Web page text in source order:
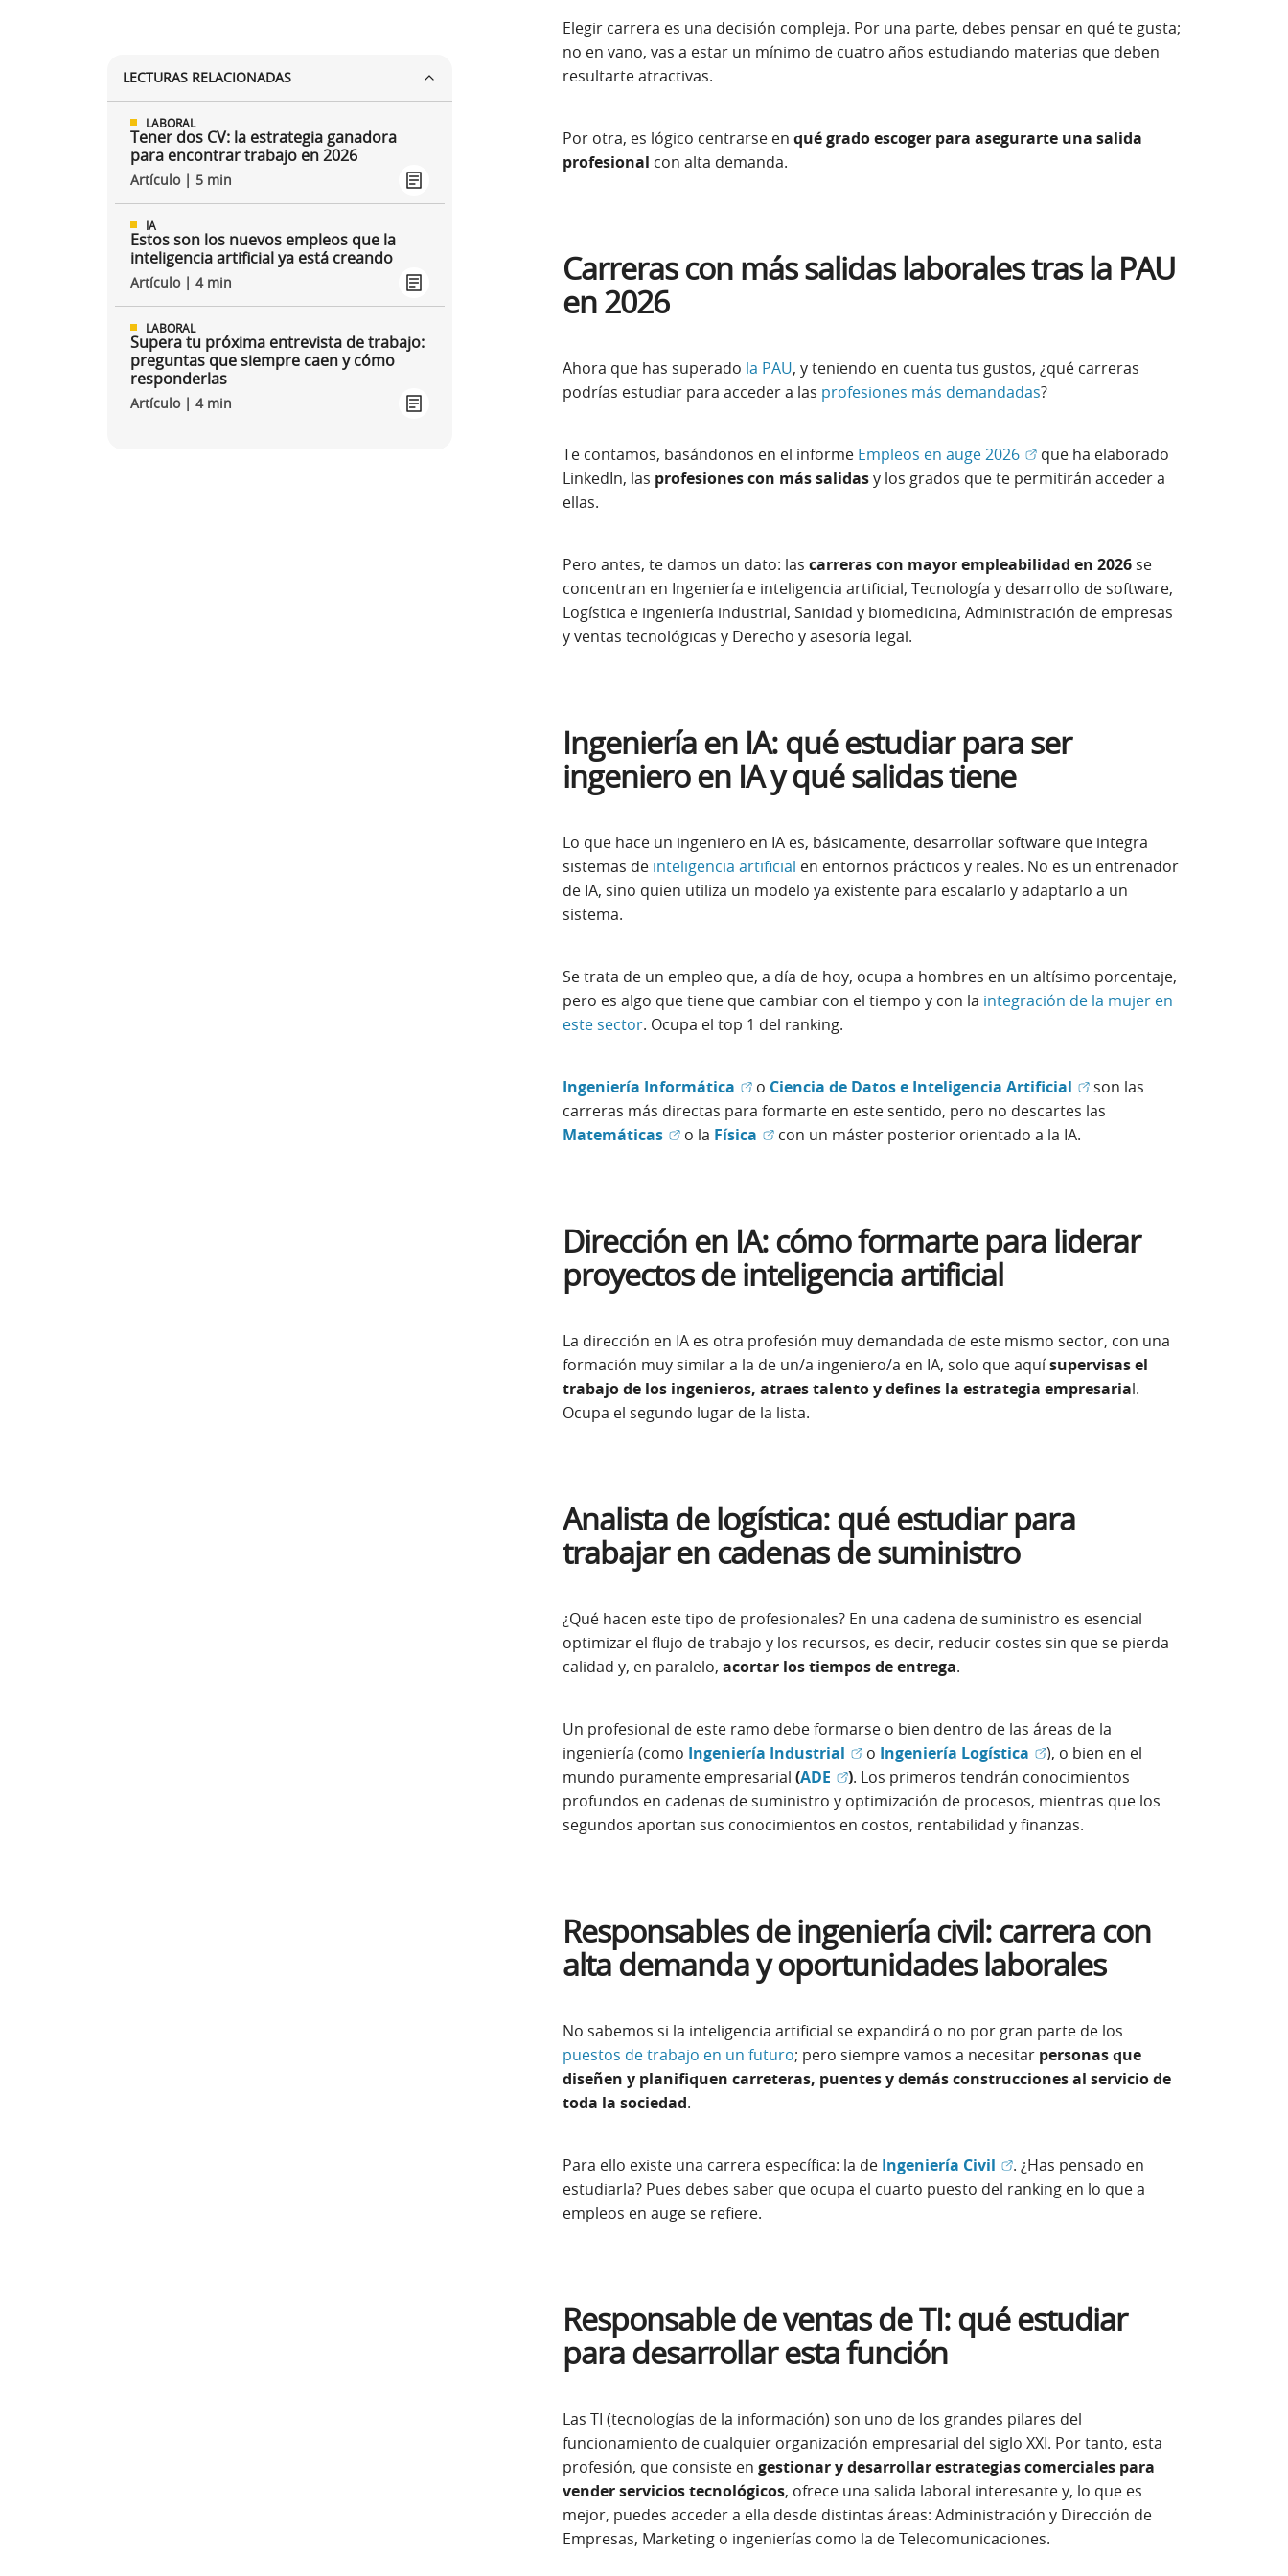
LECTURAS RELACIONADAS
LABORAL
Tener dos CV: la estrategia ganadora
para encontrar trabajo en 2026
Artículo | 5 min
IA
Estos son los nuevos empleos que la
inteligencia artificial ya está creando
Artículo | 4 min
LABORAL
Supera tu próxima entrevista de trabajo:
preguntas que siempre caen y cómo
responderlas
Artículo | 4 min
Elegir carrera es una decisión compleja. Por una parte, debes pensar en qué te gusta;
no en vano, vas a estar un mínimo de cuatro años estudiando materias que deben
resultarte atractivas.
Por otra, es lógico centrarse en qué grado escoger para asegurarte una salida
profesional con alta demanda.
Carreras con más salidas laborales tras la PAU
en 2026
Ahora que has superado la PAU, y teniendo en cuenta tus gustos, ¿qué carreras
podrías estudiar para acceder a las profesiones más demandadas?
Te contamos, basándonos en el informe Empleos en auge 2026 (Abrir en ventana nueva)
que ha elaborado
LinkedIn, las profesiones con más salidasy los grados que te permitirán acceder a
ellas.
Pero antes, te damos un dato: las carreras con mayor empleabilidad en 2026se
concentran en Ingeniería e inteligencia artificial, Tecnología y desarrollo de software,
Logística e ingeniería industrial, Sanidad y biomedicina, Administración de empresas
y ventas tecnológicas y Derecho y asesoría legal.
Ingeniería en IA: qué estudiar para ser
ingeniero en IA y qué salidas tiene
Lo que hace un ingeniero en IA es, básicamente, desarrollar software que integra
sistemas de inteligencia artificial en entornos prácticos y reales. No es un entrenador
de IA, sino quien utiliza un modelo ya existente para escalarlo y adaptarlo a un
sistema.
Se trata de un empleo que, a día de hoy, ocupa a hombres en un altísimo porcentaje,
pero es algo que tiene que cambiar con el tiempo y con la integración de la mujer en
este sector. Ocupa el top 1 del ranking.
Ingeniería Informática (Abrir en ventana nueva)
o Ciencia de Datos e Inteligencia Artificial (Abrir en ventana nueva)
son las
carreras más directas para formarte en este sentido, pero no descartes las
Matemáticas (Abrir en ventana nueva)
o la Física (Abrir en ventana nueva)
con un máster posterior orientado a la IA.
Dirección en IA: cómo formarte para liderar
proyectos de inteligencia artificial
La dirección en IA es otra profesión muy demandada de este mismo sector, con una
formación muy similar a la de un/a ingeniero/a en IA, solo que aquísupervisas el
trabajo de los ingenieros, atraes talento y defines la estrategia empresarial.
Ocupa el segundo lugar de la lista.
Analista de logística: qué estudiar para
trabajar en cadenas de suministro
¿Qué hacen este tipo de profesionales? En una cadena de suministro es esencial
optimizar el flujo de trabajo y los recursos, es decir, reducir costes sin que se pierda
calidad y, en paralelo, acortar los tiempos de entrega.
Un profesional de este ramo debe formarse o bien dentro de las áreas de la
ingeniería (como Ingeniería Industrial (Abrir en ventana nueva)
o Ingeniería Logística (Abrir en ventana nueva)
), o bien en el
mundo puramente empresarial (ADE (Abrir en ventana nueva)
). Los primeros tendrán conocimientos
profundos en cadenas de suministro y optimización de procesos, mientras que los
segundos aportan sus conocimientos en costos, rentabilidad y finanzas.
Responsables de ingeniería civil: carrera con
alta demanda y oportunidades laborales
No sabemos si la inteligencia artificial se expandirá o no por gran parte de los
puestos de trabajo en un futuro; pero siempre vamos a necesitar personas que
diseñen y planifiquen carreteras, puentes y demás construcciones al servicio de
toda la sociedad.
Para ello existe una carrera específica: la de Ingeniería Civil (Abrir en ventana nueva)
. ¿Has pensado en
estudiarla? Pues debes saber que ocupa el cuarto puesto del ranking en lo que a
empleos en auge se refiere.
Responsable de ventas de TI: qué estudiar
para desarrollar esta función
Las TI (tecnologías de la información) son uno de los grandes pilares del
funcionamiento de cualquier organización empresarial del siglo XXI. Por tanto, esta
profesión, que consiste en gestionar y desarrollar estrategias comerciales para
vender servicios tecnológicos, ofrece una salida laboral interesante y, lo que es
mejor, puedes acceder a ella desde distintas áreas: Administración y Dirección de
Empresas, Marketing o ingenierías como la de Telecomunicaciones.